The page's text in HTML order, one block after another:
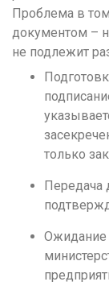
Проблема в
документом –
не подлежит
только
Передача
Ожидание
Томск
Тула
Тюмень
Улан-Удэ
Уфа
Ч